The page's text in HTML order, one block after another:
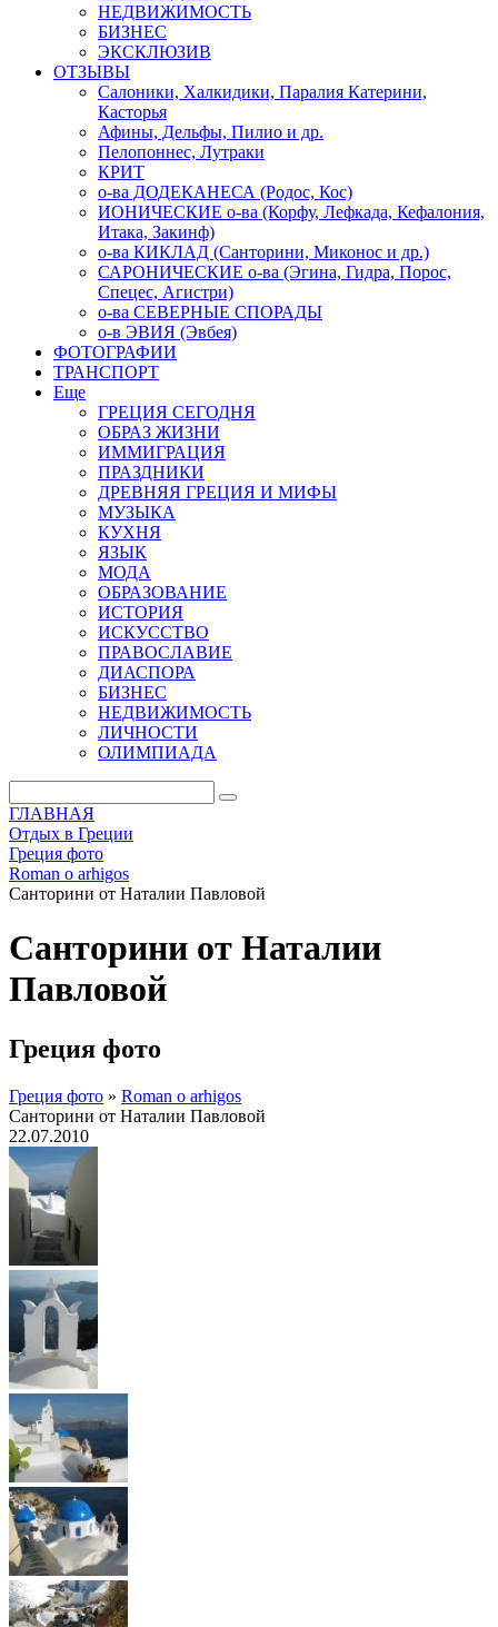
НЕДВИЖИМОСТЬ
БИЗНЕС
ЭКСКЛЮЗИВ
ОТЗЫВЫ
Салоники, Халкидики, Паралия Катерини,
Касторья
Афины, Дельфы, Пилио и др.
Пелопоннес, Лутраки
КРИТ
о-ва ДОДЕКАНЕСА (Родос, Кос)
ИОНИЧЕСКИЕ о-ва (Корфу, Лефкада, Кефалония,
Итака, Закинф)
о-ва КИКЛАД (Санторини, Миконос и др.)
САРОНИЧЕСКИЕ о-ва (Эгина, Гидра, Порос,
Спецес, Агистри)
о-ва СЕВЕРНЫЕ СПОРАДЫ
о-в ЭВИЯ (Эвбея)
ФОТОГРАФИИ
ТРАНСПОРТ
Еще
ГРЕЦИЯ СЕГОДНЯ
ОБРАЗ ЖИЗНИ
ИММИГРАЦИЯ
ПРАЗДНИКИ
ДРЕВНЯЯ ГРЕЦИЯ И МИФЫ
МУЗЫКА
КУХНЯ
ЯЗЫК
МОДА
ОБРАЗОВАНИЕ
ИСТОРИЯ
ИСКУССТВО
ПРАВОСЛАВИЕ
ДИАСПОРА
БИЗНЕС
НЕДВИЖИМОСТЬ
ЛИЧНОСТИ
ОЛИМПИАДА
ГЛАВНАЯ
Отдых в Греции
Греция фото
Roman o arhigos
Санторини от Наталии Павловой
Санторини от Наталии
Павловой
Греция фото
Греция фото » Roman o arhigos
Санторини от Наталии Павловой
22.07.2010